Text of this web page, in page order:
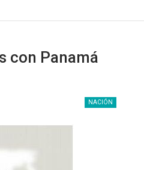
con Panamá
NACIÓN